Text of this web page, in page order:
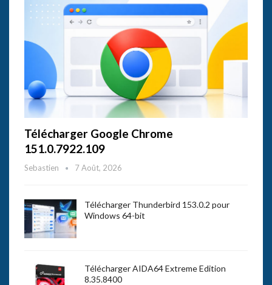
Télécharger Google Chrome
151.0.7922.109
Sebastien 7 Août, 2026
Télécharger Thunderbird 153.0.2 pour
Windows 64-bit
Télécharger AIDA64 Extreme Edition
8.35.8400